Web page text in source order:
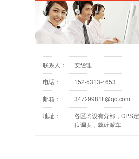
联系人： 安经理
电话： 152-5313-4653
邮箱： 347299818@qq.com
地址：
各区均设有分部，GPS定
位调度，就近派车